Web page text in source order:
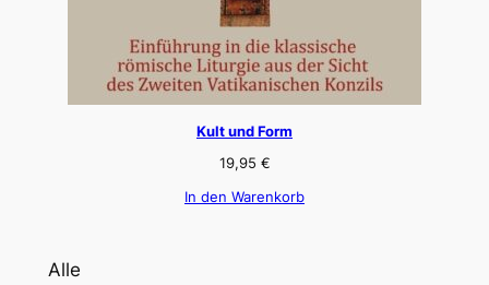
Kult und Form
19,95 €
In den Warenkorb
Alle